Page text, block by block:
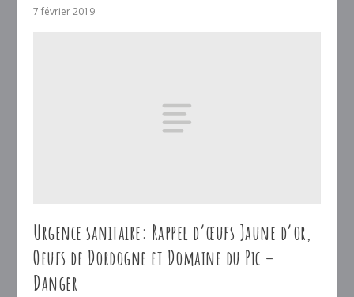
7 février 2019
Urgence sanitaire: Rappel d’œufs Jaune d’or,
Oeufs de Dordogne et Domaine du Pic –
Danger